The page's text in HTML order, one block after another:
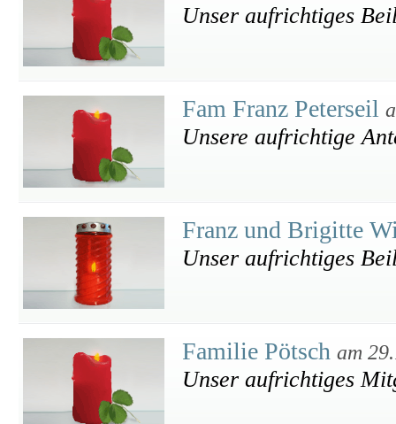
Unser aufrichtiges
Fam Franz Peterseil
Unsere aufrichtige
Franz und Brigitte
Unser aufrichtiges
Familie Pötsch am
Unser aufrichtiges